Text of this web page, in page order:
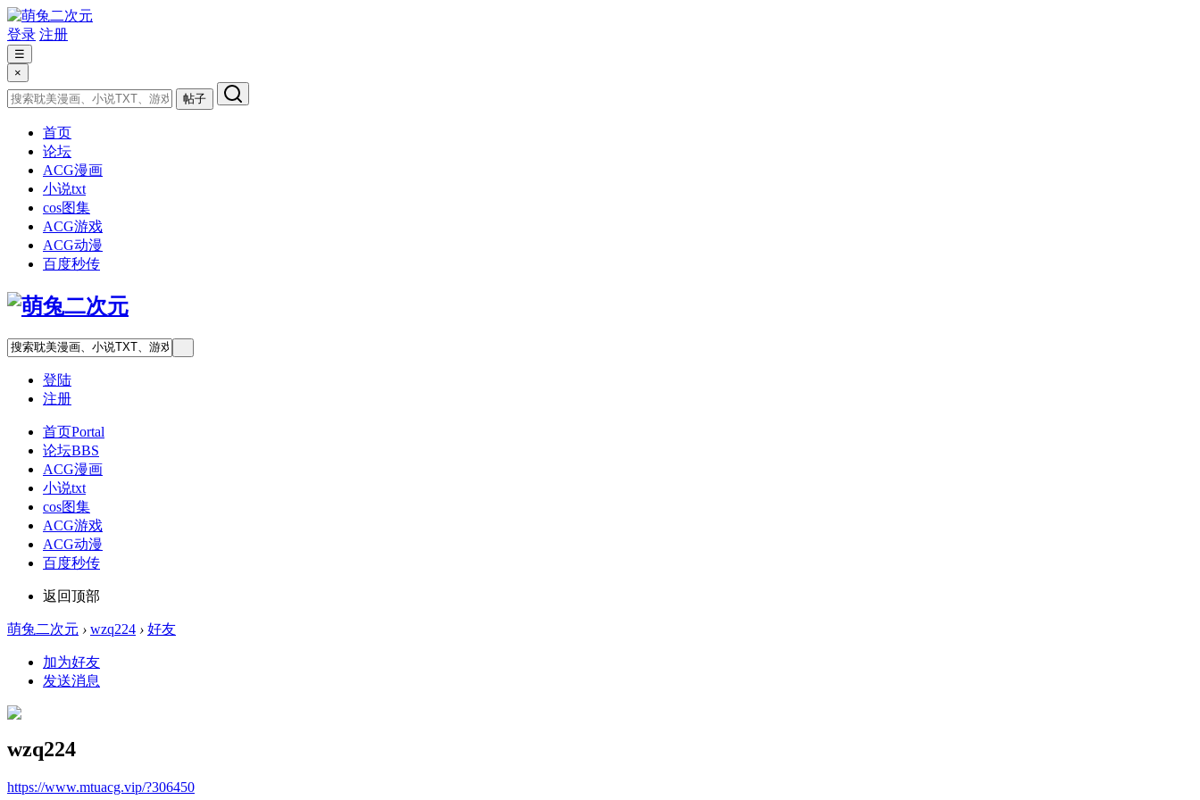
登录 注册
☰
×
帖子
首页
论坛
ACG漫画
小说txt
cos图集
ACG游戏
ACG动漫
百度秒传
登陆
注册
首页Portal
论坛BBS
ACG漫画
小说txt
cos图集
ACG游戏
ACG动漫
百度秒传
返回顶部
萌兔二次元 › wzq224 › 好友
加为好友
发送消息
wzq224
https://www.mtuacg.vip/?306450